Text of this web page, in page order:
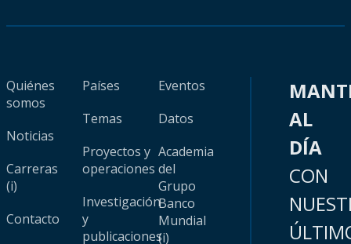
Quiénes
somos
Noticias
Carreras
(i)
Contacto
Países
Temas
Proyectos y
operaciones
Investigación
y
publicaciones
Eventos
Datos
Academia
del
Grupo
Banco
Mundial
(i)
AL
DÍA
CON